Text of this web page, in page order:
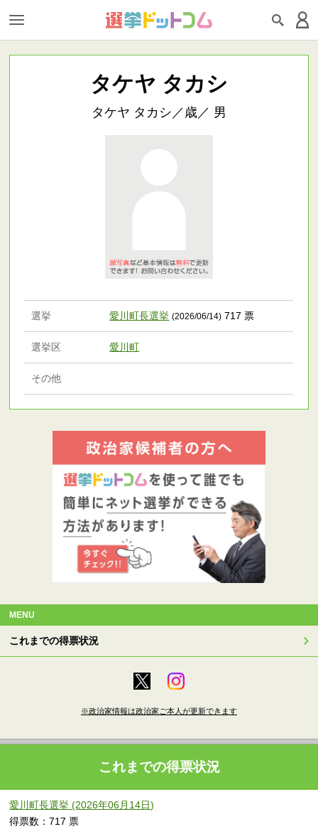
タケヤ タカシ
タケヤ タカシ／歳／ 男
選挙 愛川町長選挙 (2026/06/14) 717 票
選挙区 愛川町
その他
MENU
これまでの得票状況
※政治家情報は政治家ご本人が更新できます
これまでの得票状況
愛川町長選挙 (2026年06月14日)
得票数：717 票